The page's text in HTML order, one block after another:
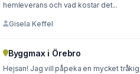
hemleverans och vad kostar det...
Gisela Keffel
Byggmax i Örebro
Hejsan! Jag vill påpeka en mycket